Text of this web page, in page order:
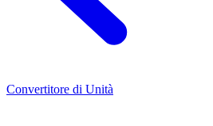
Convertitore di Unità